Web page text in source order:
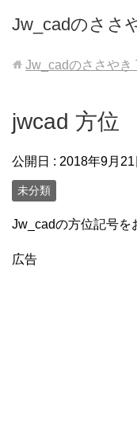
Jw_cadのささ
Jw_cadのささやき
jwcad 方位
公開日 : 2018年9月21
未分類
Jw_cadの方位記号を
広告